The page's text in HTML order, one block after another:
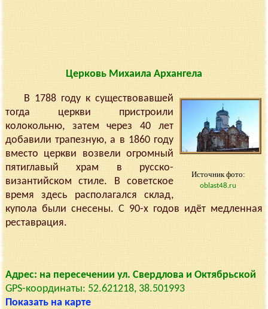
Церковь Михаила Архангела
Источник фото:
oblast48.ru
В 1788 году к существовавшей
тогда церкви пристроили
колокольню, затем через 40 лет
добавили трапезную, а в 1860 году
вместо церкви возвели огромный
пятиглавый храм в русско-
византийском стиле. В советское
время здесь располагался склад,
купола были снесены. С 90-х годов идёт медленная
реставрация.
Адрес: на пересечении ул. Свердлова и Октябрьской
GPS-координаты: 52.621218, 38.501993
Показать на карте